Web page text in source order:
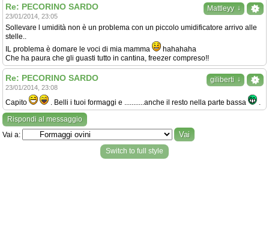
Mattleyy ↓
Re: PECORINO SARDO
23/01/2014, 23:05
Sollevare l umidità non è un problema con un piccolo umidificatore arrivo alle
stelle..
IL problema è domare le voci di mia mamma
hahahaha
Che ha paura che gli guasti tutto in cantina, freezer compreso!!
giliberti ↓
Re: PECORINO SARDO
23/01/2014, 23:08
Capito . Belli i tuoi formaggi e ...........anche il resto nella parte bassa
Rispondi al messaggio
Vai a:
Switch to full style